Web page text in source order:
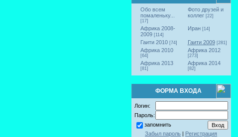
Обо всем
помаленьку...
[17]
Фото друзей и
коллег [22]
Африка 2008-
2009 [114]
Иран [14]
Гаити 2010 [74] Гаити 2009 [281]
Африка 2010
[64]
Африка 2012
[273]
Африка 2013
[81]
Африка 2014
[82]
ФОРМА ВХОДА
Логин:
Пароль:
запомнить
Забыл пароль | Регистрация